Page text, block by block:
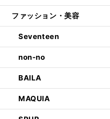
ファッション・美容
Seventeen
non-no
BAILA
MAQUIA